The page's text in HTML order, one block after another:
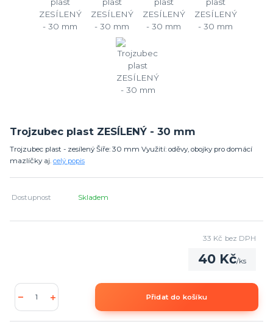
Trojzubec plast ZESÍLENÝ - 30 mm
Trojzubec plast - zesílený Šíře: 30 mm Využití: oděvy, obojky pro domácí
mazlíčky aj. celý popis
Dostupnost Skladem
40 Kč/ks
33 Kč bez DPH
Přidat do košíku